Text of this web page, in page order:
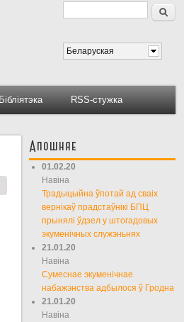
Форма пошуку
Пошук
Беларуская
Бібліятэка RSS-стужка
Апошняе
01.02.20
Навіна
Традыцыйна ўпотай ад сваіх
вернікаў прадстаўнікі БПЦ
прынялі ўдзел у штогадовых
экуменічных служэньнях
21.01.20
Навіна
Сумеснае экуменічнае
набажэнства адбылося ў Гродна
21.01.20
Навіна